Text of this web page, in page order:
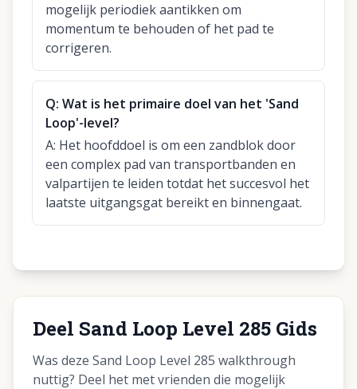
mogelijk periodiek aantikken om
momentum te behouden of het pad te
corrigeren.
Q: Wat is het primaire doel van het 'Sand
Loop'-level?
A: Het hoofddoel is om een zandblok door
een complex pad van transportbanden en
valpartijen te leiden totdat het succesvol het
laatste uitgangsgat bereikt en binnengaat.
Deel Sand Loop Level 285 Gids
Was deze Sand Loop Level 285 walkthrough
nuttig? Deel het met vrienden die mogelijk